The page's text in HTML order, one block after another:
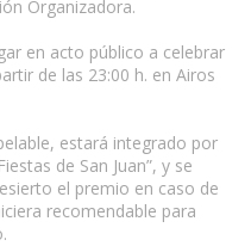
Organizadora.
en acto público a celebrar
de las 23:00 h. en Airos
estará integrado por
de San Juan”, y se
el premio en caso de
recomendable para